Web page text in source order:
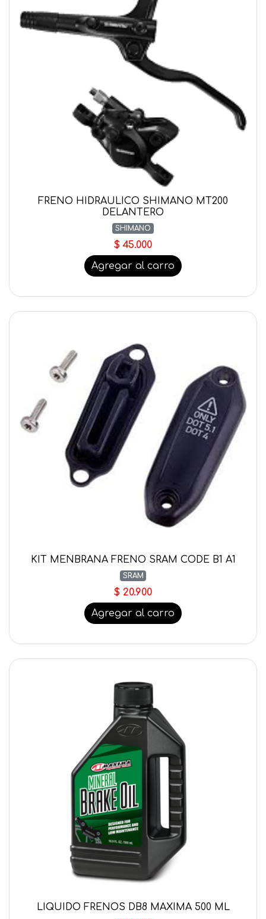
FRENO HIDRAULICO SHIMANO MT200
DELANTERO
SHIMANO
$ 45.000
Agregar al carro
KIT MENBRANA FRENO SRAM CODE B1 A1
SRAM
$ 20.900
Agregar al carro
LIQUIDO FRENOS DB8 MAXIMA 500 ML